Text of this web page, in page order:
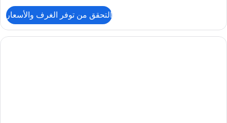
جناح
سوبيريور
-
التحقق من توفر الغرف والأسعار